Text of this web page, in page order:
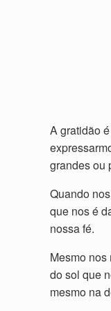
A gratidão
grandes ou
Quando
que nos é
nossa fé.
Mesmo
do sol que
mesmo na